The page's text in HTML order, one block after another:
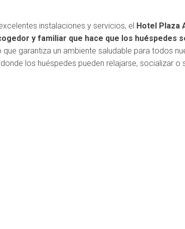
instalaciones y servicios, el Hotel Plaza
y familiar que hace que los huéspedes
que garantiza un ambiente saludable para todos
los huéspedes pueden relajarse, socializar